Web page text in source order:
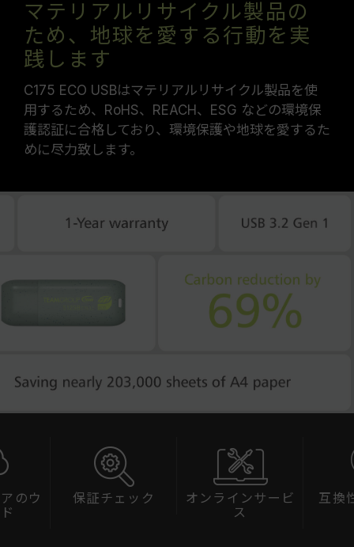
マテリアルリサイクル製品の
ため、地球を愛する行動を実
践します
C175 ECO USBはマテリアルリサイクル製品を使
用するため、RoHS、REACH、ESG などの環境保
護認証に合格しており、環境保護や地球を愛するた
めに尽力致します。
のウ
保証チェック
オンラインサービ
ス
互換